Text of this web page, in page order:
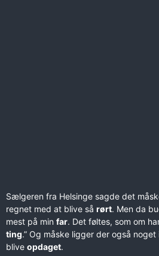
Sælgeren fra Helsinge sagde det
regnet med at blive så rørt. Men da
mest på min far. Det føltes, som om
ting.” Og måske ligger der også
blive opdaget.